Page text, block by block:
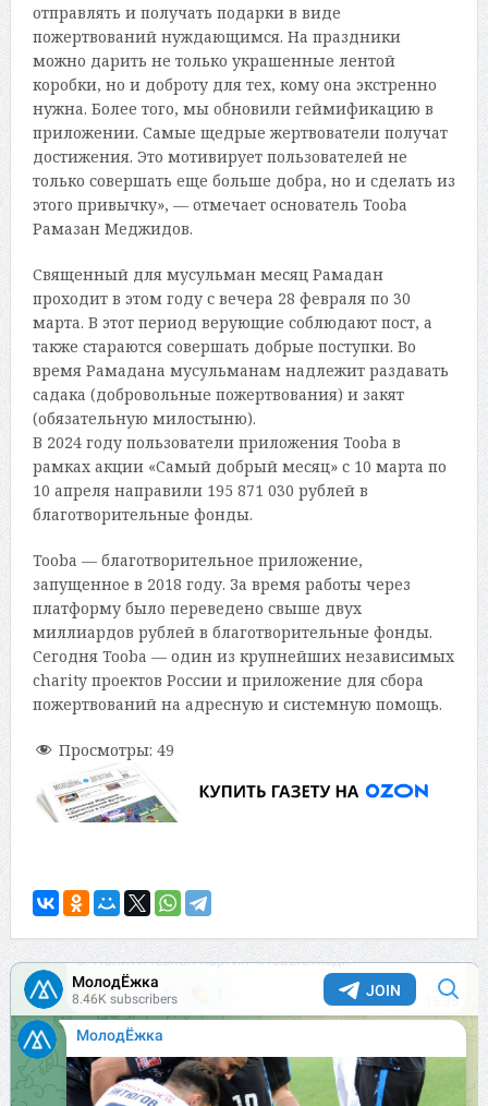
отправлять и получать подарки в виде
пожертвований нуждающимся. На праздники
можно дарить не только украшенные лентой
коробки, но и доброту для тех, кому она экстренно
нужна. Более того, мы обновили геймификацию в
приложении. Самые щедрые жертвователи получат
достижения. Это мотивирует пользователей не
только совершать еще больше добра, но и сделать из
этого привычку», — отмечает основатель Tooba
Рамазан Меджидов.
Священный для мусульман месяц Рамадан
проходит в этом году с вечера 28 февраля по 30
марта. В этот период верующие соблюдают пост, а
также стараются совершать добрые поступки. Во
время Рамадана мусульманам надлежит раздавать
садака (добровольные пожертвования) и закят
(обязательную милостыню).
В 2024 году пользователи приложения Tooba в
рамках акции «Самый добрый месяц» с 10 марта по
10 апреля направили 195 871 030 рублей в
благотворительные фонды.
Tooba — благотворительное приложение,
запущенное в 2018 году. За время работы через
платформу было переведено свыше двух
миллиардов рублей в благотворительные фонды.
Сегодня Tooba — один из крупнейших независимых
charity проектов России и приложение для сбора
пожертвований на адресную и системную помощь.
Просмотры: 49